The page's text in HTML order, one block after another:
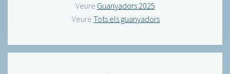
Veure Guanyadors 2025
Veure Tots els guanyadors